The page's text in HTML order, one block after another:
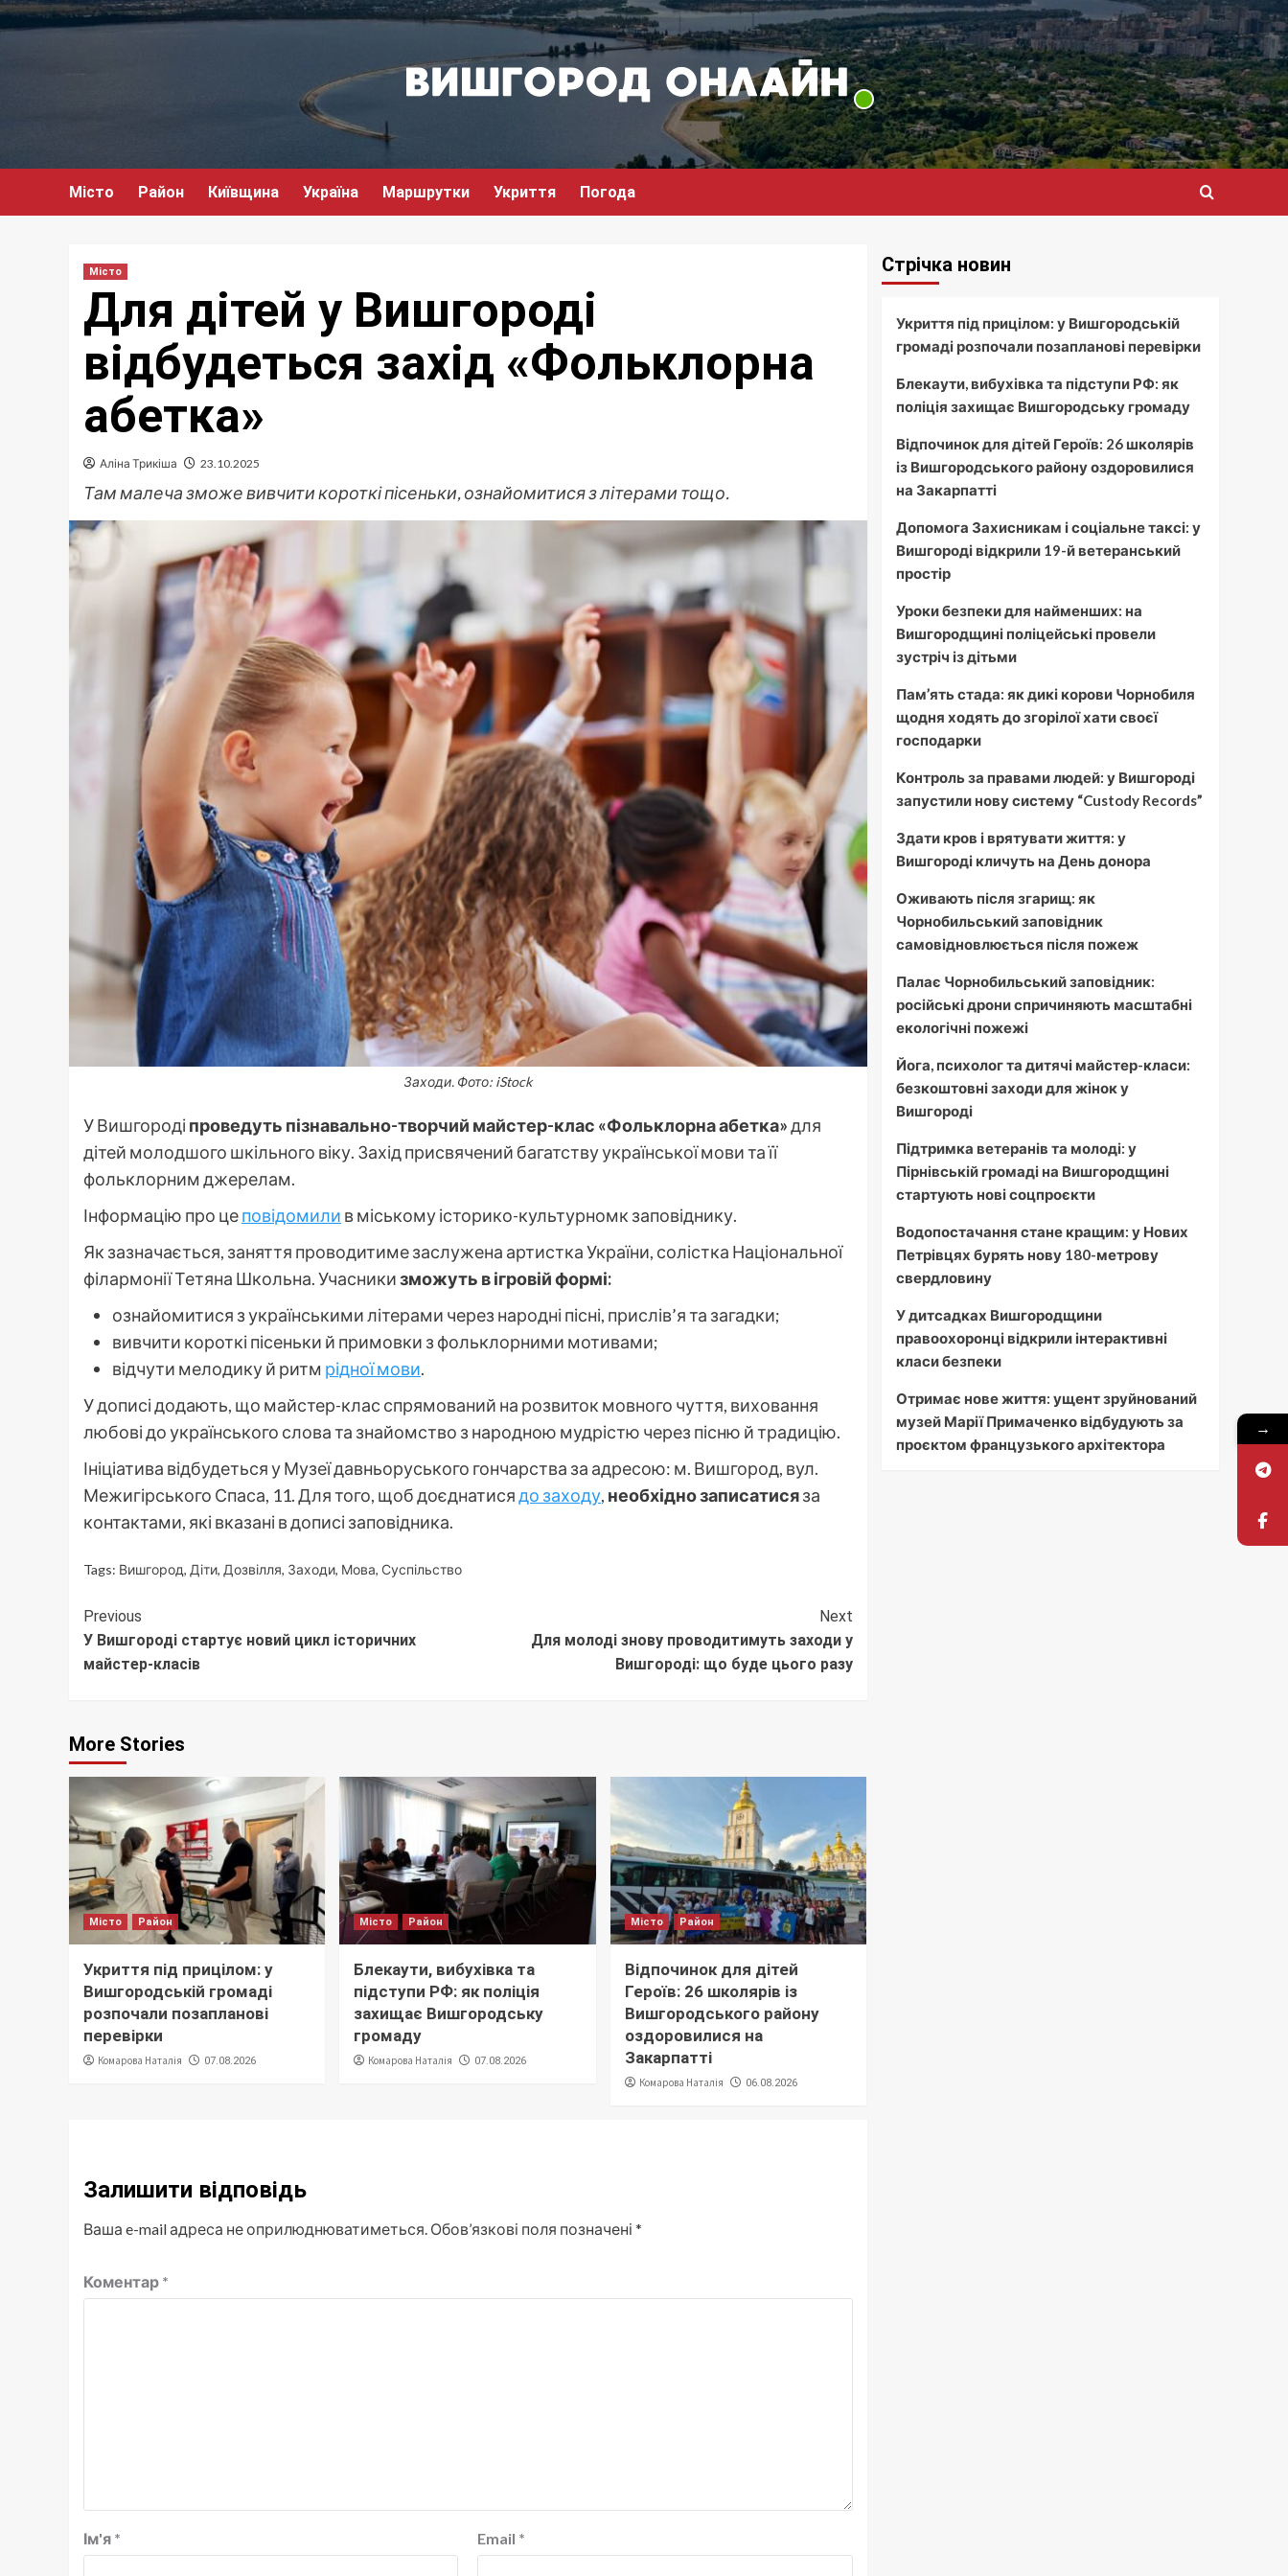
Перейти
до
Місто Район Київщина Україна Маршрутки Укриття Погода
Місто
Для дітей у Вишгороді
відбудеться захід «Фольклорна
абетка»
Аліна Трикіша 23.10.2025
Там малеча зможе вивчити короткі пісеньки, ознайомитися з літерами тощо.
Заходи. Фото: iStock
У Вишгороді проведуть пізнавально-творчий майстер-клас «Фольклорна абетка»для
дітей молодшого шкільного віку. Захід присвячений багатству української мови та її
фольклорним джерелам.
Інформацію про цеповідомили в міському історико-культурномк заповіднику.
Як зазначається, заняття проводитиме заслужена артистка України, солістка Національної
філармонії Тетяна Школьна. Учасникизможуть в ігровій формі:
ознайомитися з українськими літерами через народні пісні, прислів’я та загадки;
вивчити короткі пісеньки й примовки з фольклорними мотивами;
відчути мелодику й ритм рідної мови.
У дописі додають, що майстер-клас спрямований на розвиток мовного чуття, виховання
любові до українського слова та знайомство з народною мудрістю через пісню й традицію.
Ініціатива відбудеться у Музеї давньоруського гончарства за адресою: м. Вишгород, вул.
Межигірського Спаса, 11. Для того, щоб доєднатисядо заходу, необхідно записатисяза
контактами, які вказані в дописі заповідника.
Tags: Вишгород, Діти, Дозвілля, Заходи, Мова, Суспільство
Continue
Reading
Previous
У Вишгороді стартує новий цикл історичних
майстер-класів
Next
Для молоді знову проводитимуть заходи у
Вишгороді: що буде цього разу
More Stories
Місто Район
Укриття під прицілом: у
Вишгородській громаді
розпочали позапланові
перевірки
Комарова Наталія 07.08.2026
Місто Район
Блекаути, вибухівка та
підступи РФ: як поліція
захищає Вишгородську
громаду
Комарова Наталія 07.08.2026
Місто Район
Відпочинок для дітей
Героїв: 26 школярів із
Вишгородського району
оздоровилися на
Закарпатті
Комарова Наталія 06.08.2026
Залишити відповідь
Ваша e-mail адреса не оприлюднюватиметься. Обов’язкові поля позначені *
Коментар *
Ім'я * Email *
Стрічка новин
Укриття під прицілом: у Вишгородській
громаді розпочали позапланові перевірки
Блекаути, вибухівка та підступи РФ: як
поліція захищає Вишгородську громаду
Відпочинок для дітей Героїв: 26 школярів
із Вишгородського району оздоровилися
на Закарпатті
Допомога Захисникам і соціальне таксі: у
Вишгороді відкрили 19-й ветеранський
простір
Уроки безпеки для найменших: на
Вишгородщині поліцейські провели
зустріч із дітьми
Пам’ять стада: як дикі корови Чорнобиля
щодня ходять до згорілої хати своєї
господарки
Контроль за правами людей: у Вишгороді
запустили нову систему “Custody Records”
Здати кров і врятувати життя: у
Вишгороді кличуть на День донора
Оживають після згарищ: як
Чорнобильський заповідник
самовідновлюється після пожеж
Палає Чорнобильський заповідник:
російські дрони спричиняють масштабні
екологічні пожежі
Йога, психолог та дитячі майстер-класи:
безкоштовні заходи для жінок у
Вишгороді
Підтримка ветеранів та молоді: у
Пірнівській громаді на Вишгородщині
стартують нові соцпроєкти
Водопостачання стане кращим: у Нових
Петрівцях бурять нову 180-метрову
свердловину
У дитсадках Вишгородщини
правоохоронці відкрили інтерактивні
класи безпеки
Отримає нове життя: ущент зруйнований
музей Марії Примаченко відбудують за
проєктом французького архітектора
→